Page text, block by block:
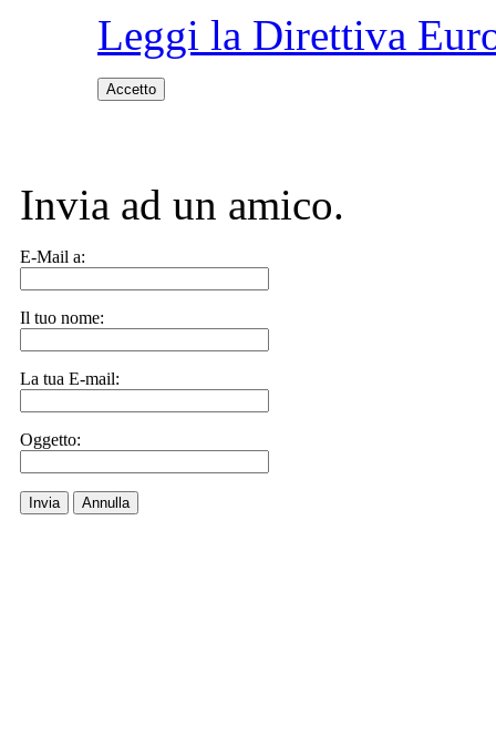
Leggi la Direttiva
Accetto
Invia ad un amico.
E-Mail a:
Il tuo nome:
La tua E-mail:
Oggetto:
Invia Annulla